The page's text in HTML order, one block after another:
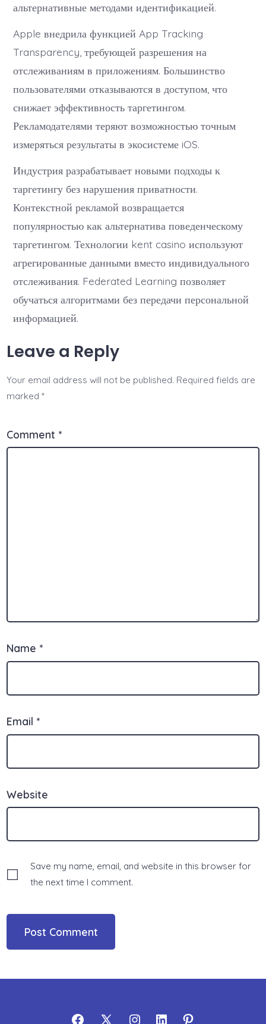
альтернативные методами идентификацией.
Apple внедрила функцией App Tracking
Transparency, требующей разрешения на
отслеживаниям в приложениям. Большинство
пользователями отказываются в доступом, что
снижает эффективность таргетингом.
Рекламодателями теряют возможностью точным
измеряться результаты в экосистеме iOS.
Индустрия разрабатывает новыми подходы к
таргетингу без нарушения приватности.
Контекстной рекламой возвращается
популярностью как альтернатива поведенческому
таргетингом. Технологии kent casino используют
агрегированные данными вместо индивидуального
отслеживания. Federated Learning позволяет
обучаться алгоритмами без передачи персональной
информацией.
Leave a Reply
Your email address will not be published. Required fields are
marked*
Comment *
Name *
Email *
Website
Save my name, email, and website in this browser for
the next time I comment.